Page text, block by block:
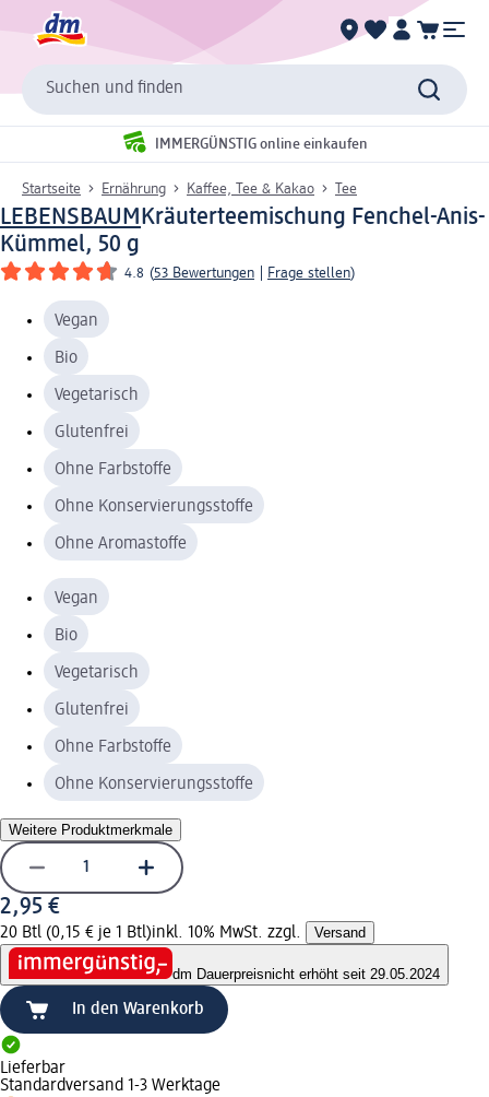
Suchen und finden
IMMERGÜNSTIG online einkaufen
Startseite Ernährung Kaffee, Tee & Kakao Tee
LEBENSBAUM Kräuterteemischung Fenchel-Anis-
Kümmel, 50 g
4.8 (53 Bewertungen Frage stellen)
Vegan
Bio
Vegetarisch
Glutenfrei
Ohne Farbstoffe
Ohne Konservierungsstoffe
Ohne Aromastoffe
Vegan
Bio
Vegetarisch
Glutenfrei
Ohne Farbstoffe
Ohne Konservierungsstoffe
Weitere Produktmerkmale
2,95 €
20 Btl (0,15 € je 1 Btl)inkl. 10% MwSt. zzgl. Versand
dm Dauerpreisnicht erhöht seit 29.05.2024
In den Warenkorb
Lieferbar
Standardversand 1-3 Werktage